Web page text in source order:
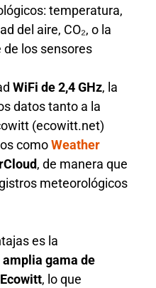
temperatura,
del aire, CO₂, o la
los sensores
WiFi de 2,4 GHz, la
datos tanto a la
(ecowitt.net)
comoWeather
, de manera que
meteorológicos
es la
gama de
, lo que